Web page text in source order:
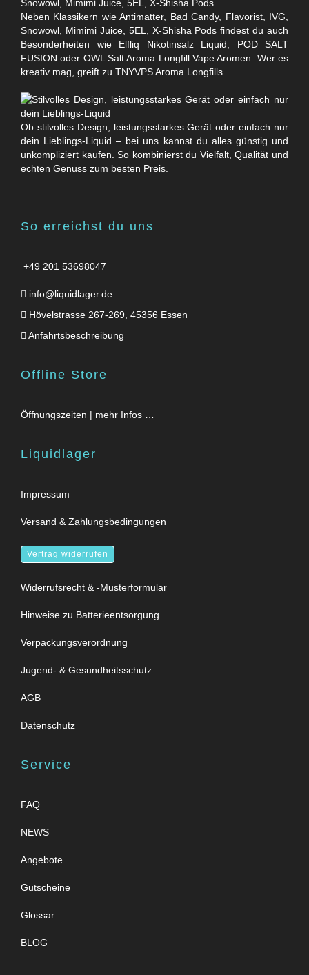
Neben Klassikern wie Antimatter, Bad Candy, Flavorist, IVG,
Snowowl, Mimimi Juice, 5EL, X-Shisha Pods findest du auch
Besonderheiten wie Elfliq Nikotinsalz Liquid, POD SALT
FUSION oder OWL Salt Aroma Longfill Vape Aromen. Wer es
kreativ mag, greift zu TNYVPS Aroma Longfills.
Ob stilvolles Design, leistungsstarkes Gerät oder einfach nur
dein Lieblings-Liquid – bei uns kannst du alles günstig und
unkompliziert kaufen. So kombinierst du Vielfalt, Qualität und
echten Genuss zum besten Preis.
So erreichst du uns
+49 201 53698047
info@liquidlager.de
Hövelstrasse 267-269, 45356 Essen
Anfahrtsbeschreibung
Offline Store
Öffnungszeiten | mehr Infos …
Liquidlager
Impressum
Versand & Zahlungsbedingungen
Vertrag widerrufen
Widerrufsrecht & -Musterformular
Hinweise zu Batterieentsorgung
Verpackungsverordnung
Jugend- & Gesundheitsschutz
AGB
Datenschutz
Service
FAQ
NEWS
Angebote
Gutscheine
Glossar
BLOG